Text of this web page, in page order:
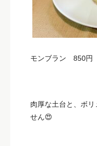
モンブラン 850円
肉厚な土台と、ボ
せん😍